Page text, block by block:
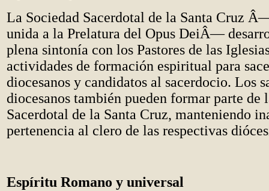
La Sociedad Sacerdotal de la Santa Cruz
unida a la Prelatura del Opus DeiÂ—
plena sintonía con los Pastores de las
actividades de formación espiritual para
diocesanos y candidatos al sacerdocio. Los
diocesanos también pueden formar parte de
Sacerdotal de la Santa Cruz, manteniendo
pertenencia al clero de las respectivas
Espíritu Romano y universal